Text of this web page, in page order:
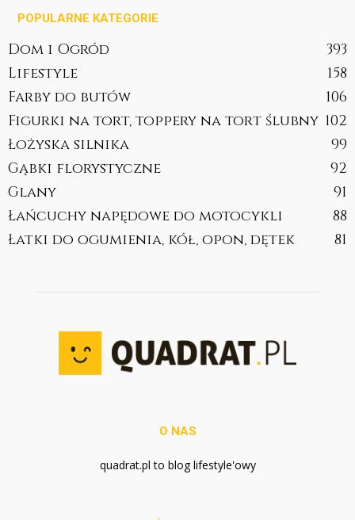
POPULARNE KATEGORIE
Dom i Ogród
393
Lifestyle
158
Farby do butów
106
Figurki na tort, toppery na tort ślubny 102
Łożyska silnika
99
Gąbki florystyczne
92
Glany
91
Łańcuchy napędowe do motocykli
88
Łatki do ogumienia, kół, opon, dętek
81
O NAS
quadrat.pl to blog lifestyle'owy